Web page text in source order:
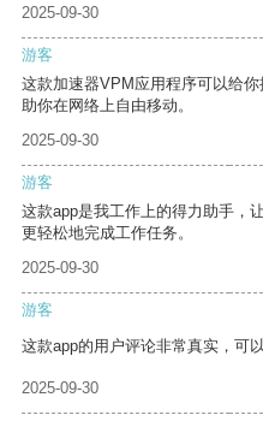
2025-09-30
游客
这款加速器VPM应用程序可以给
助你在网络上自由移动。
2025-09-30
游客
这款app是我工作上的得力助手，
更轻松地完成工作任务。
2025-09-30
游客
这款app的用户评论非常真实，可
2025-09-30